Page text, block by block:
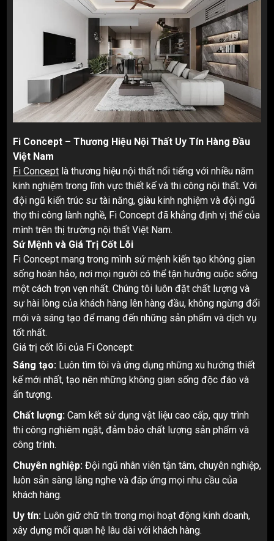
Fi Concept – Thương Hiệu Nội Thất Uy Tín Hàng Đầu
Việt Nam
Fi Concept là thương hiệu nội thất nổi tiếng với nhiều năm
kinh nghiệm trong lĩnh vực thiết kế và thi công nội thất. Với
đội ngũ kiến trúc sư tài năng, giàu kinh nghiệm và đội ngũ
thợ thi công lành nghề, Fi Concept đã khẳng định vị thế của
mình trên thị trường nội thất Việt Nam.
Sứ Mệnh và Giá Trị Cốt Lõi
Fi Concept mang trong mình sứ mệnh kiến tạo không gian
sống hoàn hảo, nơi mọi người có thể tận hưởng cuộc sống
một cách trọn vẹn nhất. Chúng tôi luôn đặt chất lượng và
sự hài lòng của khách hàng lên hàng đầu, không ngừng đổi
mới và sáng tạo để mang đến những sản phẩm và dịch vụ
tốt nhất.
Giá trị cốt lõi của Fi Concept:
Sáng tạo: Luôn tìm tòi và ứng dụng những xu hướng thiết
kế mới nhất, tạo nên những không gian sống độc đáo và
ấn tượng.
Chất lượng: Cam kết sử dụng vật liệu cao cấp, quy trình
thi công nghiêm ngặt, đảm bảo chất lượng sản phẩm và
công trình.
Chuyên nghiệp: Đội ngũ nhân viên tận tâm, chuyên nghiệp,
luôn sẵn sàng lắng nghe và đáp ứng mọi nhu cầu của
khách hàng.
Uy tín: Luôn giữ chữ tín trong mọi hoạt động kinh doanh,
xây dựng mối quan hệ lâu dài với khách hàng.